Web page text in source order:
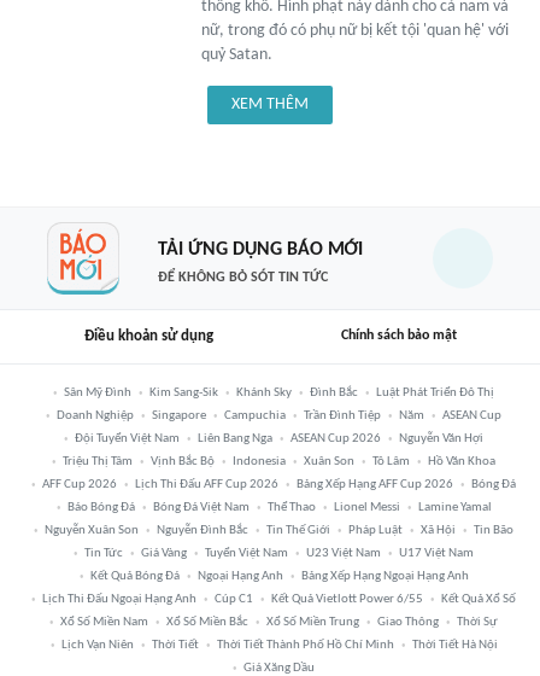
thống khổ. Hình phạt này dành cho cả nam và
nữ, trong đó có phụ nữ bị kết tội 'quan hệ' với
quỷ Satan.
XEM THÊM
TẢI ỨNG DỤNG BÁO MỚI
ĐỂ KHÔNG BỎ SÓT TIN TỨC
Điều khoản sử dụng Chính sách bảo mật
Sân Mỹ Đình Kim Sang-Sik Khánh Sky Đình Bắc
Luật Phát Triển Đô Thị
Doanh Nghiệp
Singapore Campuchia Trần Đình Tiệp Năm
ASEAN Cup
Đội Tuyển Việt Nam
Liên Bang Nga ASEAN Cup 2026
Nguyễn Văn Hợi
Triệu Thị Tâm
Vịnh Bắc Bộ Indonesia Xuân Son Tô Lâm
Hồ Văn Khoa
AFF Cup 2026
Lịch Thi Đấu AFF Cup 2026 Bảng Xếp Hạng AFF Cup 2026
Bóng Đá
Báo Bóng Đá
Bóng Đá Việt Nam Thể Thao Lionel Messi
Lamine Yamal
Nguyễn Xuân Son
Nguyễn Đình Bắc Tin Thế Giới Pháp Luật Xã Hội
Tin Bão
Tin Tức
Giá Vàng Tuyển Việt Nam U23 Việt Nam
U17 Việt Nam
Kết Quả Bóng Đá
Ngoại Hạng Anh
Bảng Xếp Hạng Ngoại Hạng Anh
Lịch Thi Đấu Ngoại Hạng Anh
Cúp C1 Kết Quả Vietlott Power 6/55
Kết Quả Xổ Số
Xổ Số Miền Nam
Xổ Số Miền Bắc Xổ Số Miền Trung Giao Thông
Thời Sự
Lịch Vạn Niên
Thời Tiết Thời Tiết Thành Phố Hồ Chí Minh
Thời Tiết Hà Nội
Giá Xăng Dầu